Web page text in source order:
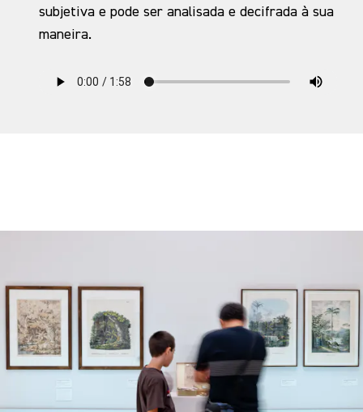
subjetiva e pode ser analisada e decifrada à sua
maneira.